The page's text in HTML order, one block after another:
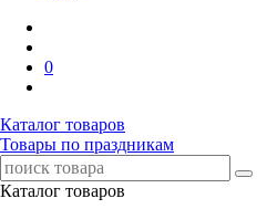
0
Каталог товаров
Товары по праздникам
Каталог товаров